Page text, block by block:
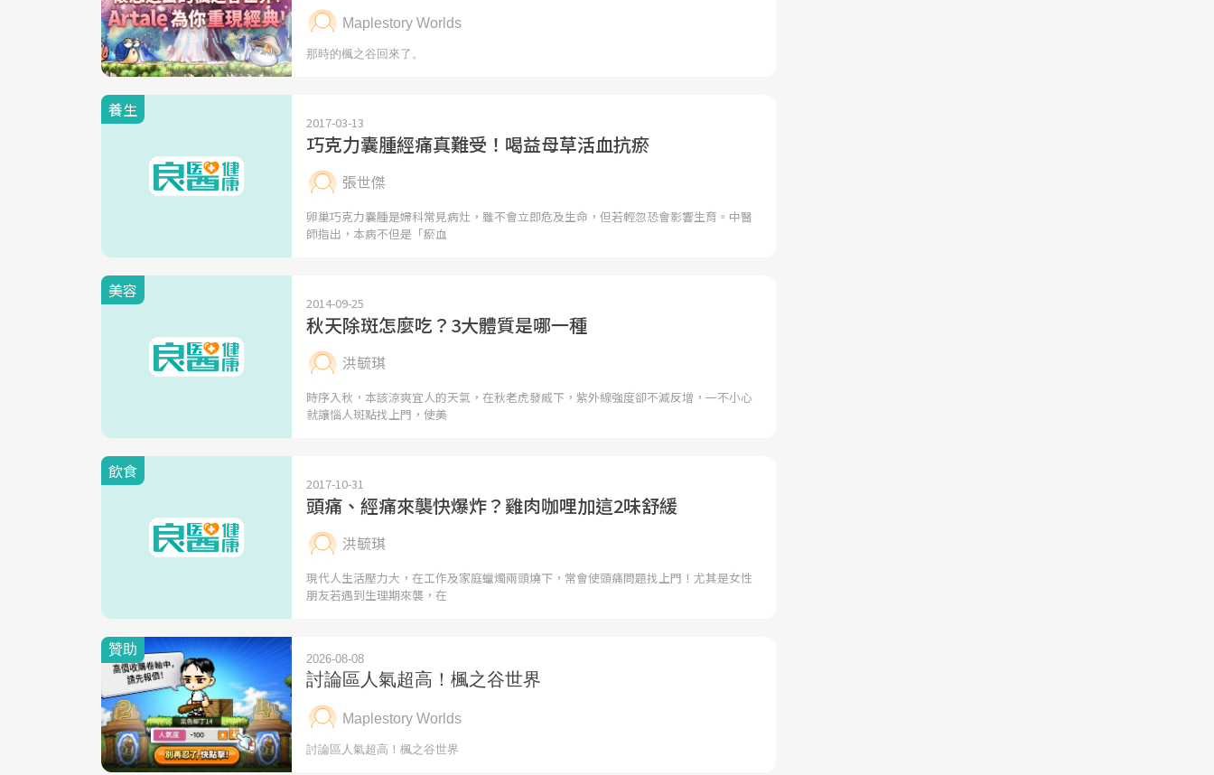
養生
2017-03-13
巧克力囊腫經痛真難受！喝益母草活血抗瘀
張世傑
卵巢巧克力囊腫是婦科常見病灶，雖不會立即危及生命，但若輕忽恐會影響生育。中醫
師指出，本病不但是「瘀血
美容
2014-09-25
秋天除斑怎麼吃？3大體質是哪一種
洪毓琪
時序入秋，本該涼爽宜人的天氣，在秋老虎發威下，紫外線強度卻不減反增，一不小心
就讓惱人斑點找上門，使美
飲食
2017-10-31
頭痛、經痛來襲快爆炸？雞肉咖哩加這2味舒緩
洪毓琪
現代人生活壓力大，在工作及家庭蠟燭兩頭燒下，常會使頭痛問題找上門！尤其是女性
朋友若遇到生理期來襲，在